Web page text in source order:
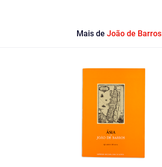
Mais de João de Barros